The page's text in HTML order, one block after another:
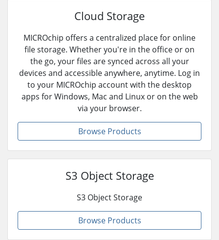
Cloud Storage
MICROchip offers a centralized place for online
file storage. Whether you're in the office or on
the go, your files are synced across all your
devices and accessible anywhere, anytime. Log in
to your MICROchip account with the desktop
apps for Windows, Mac and Linux or on the web
via your browser.
Browse Products
S3 Object Storage
S3 Object Storage
Browse Products